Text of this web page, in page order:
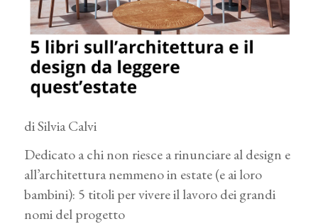
di Silvia Calvi
Dedicato a chi non riesce a rinunciare al design e
all’architettura nemmeno in estate (e ai loro
bambini): 5 titoli per vivere il lavoro dei grandi
nomi del progetto